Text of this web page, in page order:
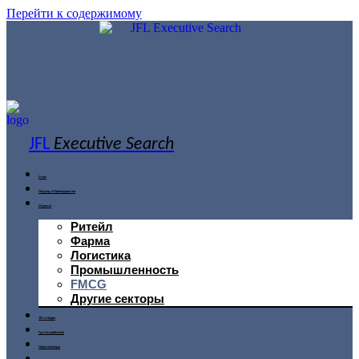
Перейти к содержимому
JFL Executive Search
О нас
Подход и Преимущества
Отрасли
Ритейл
Фарма
Логистика
Промышленность
FMCG
Другие секторы
JFL x Hogan
Где мы работаем
Наша команда